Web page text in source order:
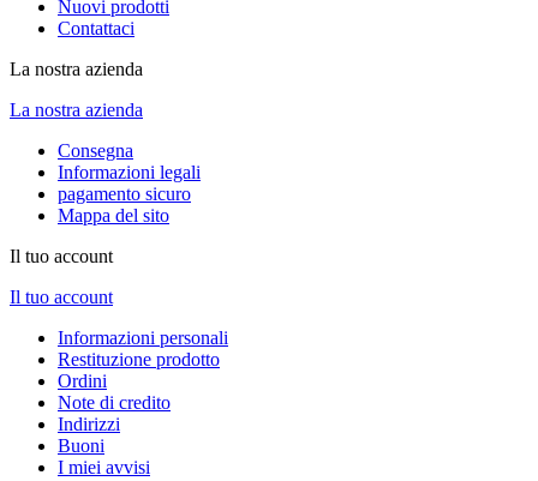
Nuovi prodotti
Contattaci
La nostra azienda
La nostra azienda
Consegna
Informazioni legali
pagamento sicuro
Mappa del sito
Il tuo account
Il tuo account
Informazioni personali
Restituzione prodotto
Ordini
Note di credito
Indirizzi
Buoni
I miei avvisi